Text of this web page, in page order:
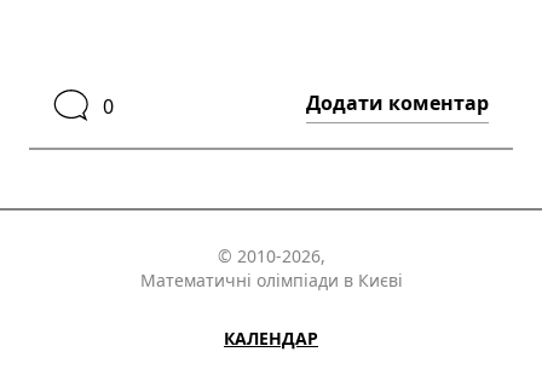
0 Додати коментар
© 2010-2026,
Математичні олімпіади в Києві
КАЛЕНДАР